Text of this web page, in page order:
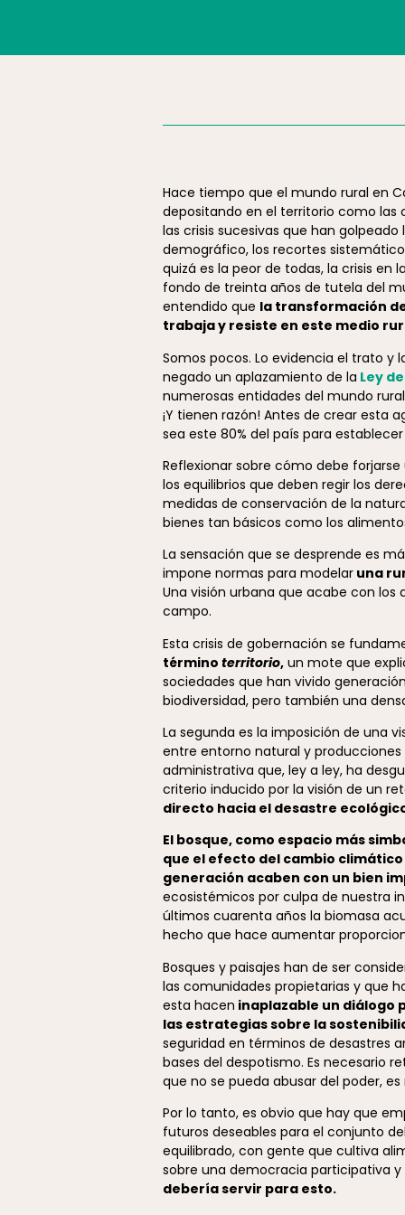
Hace tiempo que el mundo rural en
depositando en el territorio como las
las crisis sucesivas que han
demográfico, los recortes
quizá es la peor de todas, la crisis
fondo de treinta años de tutela del
entendido que la transformación
trabaja y resiste en este medio
Somos pocos. Lo evidencia el trato y
negado un aplazamiento de la Ley
numerosas entidades del mundo
¡Y tienen razón! Antes de crear esta
sea este 80% del país para
Reflexionar sobre cómo debe
los equilibrios que deben regir los
medidas de conservación de la
bienes tan básicos como los
La sensación que se desprende es
impone normas para modelar una
Una visión urbana que acabe con los
campo.
Esta crisis de gobernación se
término territorio, un mote que
sociedades que han vivido
biodiversidad, pero también una
La segunda es la imposición de una
entre entorno natural y
administrativa que, ley a ley, ha
criterio inducido por la visión de un
directo hacia el desastre
El bosque, como espacio más
que el efecto del cambio
generación acaben con un bien
ecosistémicos por culpa de nuestra
últimos cuarenta años la biomasa
hecho que hace aumentar
Bosques y paisajes han de ser
las comunidades propietarias y que
esta hacen inaplazable un diálogo
las estrategias sobre la
seguridad en términos de desastres
bases del despotismo. Es necesario
que no se pueda abusar del poder,
Por lo tanto, es obvio que hay que
futuros deseables para el conjunto
equilibrado, con gente que cultiva
sobre una democracia participativa
debería servir para esto.